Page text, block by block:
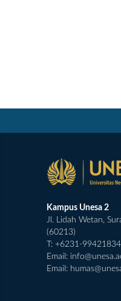
Kampus Unesa 2
Jl. Lidah Wetan,
(60213)
T: +6231-99421834
Email:
Email: